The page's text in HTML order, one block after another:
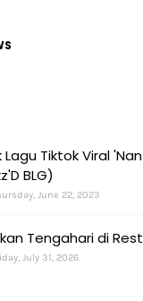
Lagu Tiktok Viral
BLG)
June 22, 2023
Tengahari di
July 31, 2026